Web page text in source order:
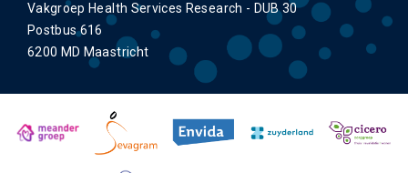
Vakgroep Health Services Research - DUB 30
Postbus 616
6200 MD Maastricht